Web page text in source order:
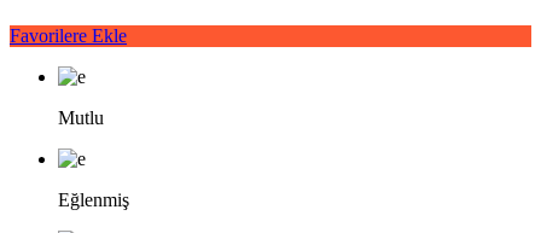
Favorilere Ekle
Mutlu
Eğlenmiş